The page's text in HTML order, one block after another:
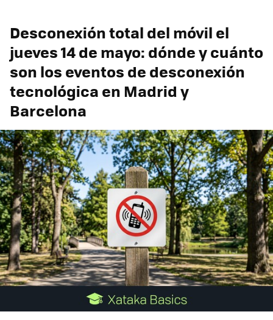
Desconexión total del móvil el
jueves 14 de mayo: dónde y cuánto
son los eventos de desconexión
tecnológica en Madrid y
Barcelona